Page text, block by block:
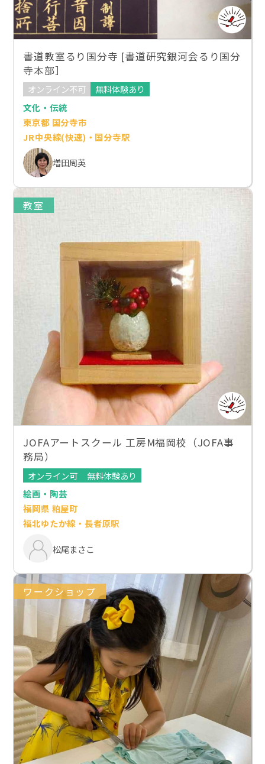
書道教室るり国分寺 [書道研究銀河会るり国分
寺本部］
オンライン不可
無料体験あり
文化・伝統
東京都 国分寺市
JR中央線(快速)・国分寺駅
増田周英
教室
JOFAアートスクール 工房M福岡校（JOFA事
務局）
オンライン可
無料体験あり
絵画・陶芸
福岡県 粕屋町
福北ゆたか線・長者原駅
松尾まさこ
ワークショップ